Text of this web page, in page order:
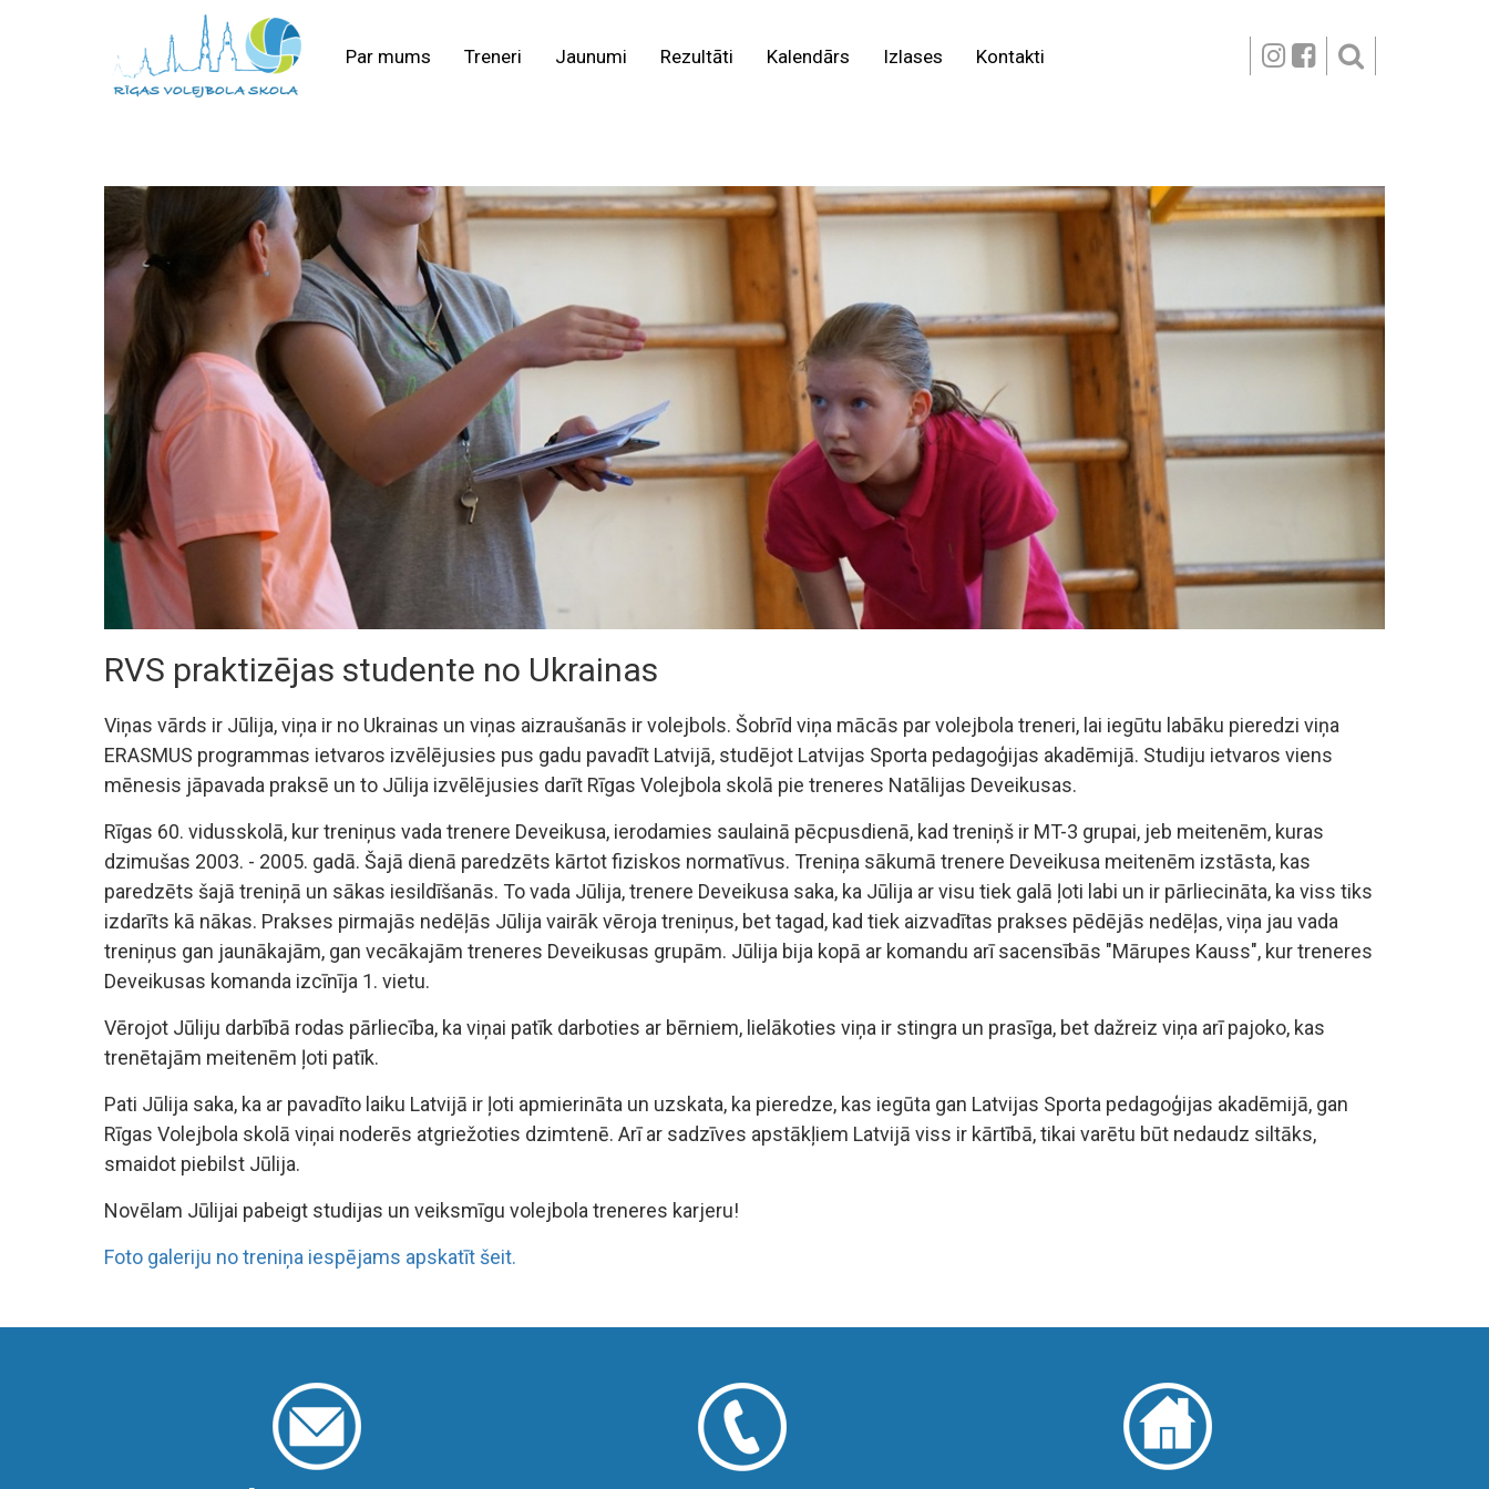
Par mums Treneri Jaunumi Rezultāti Kalendārs Izlases Kontakti
RVS praktizējas studente no Ukrainas
Viņas vārds ir Jūlija, viņa ir no Ukrainas un viņas aizraušanās ir volejbols. Šobrīd viņa mācās par volejbola treneri, lai iegūtu labāku pieredzi viņa
ERASMUS programmas ietvaros izvēlējusies pus gadu pavadīt Latvijā, studējot Latvijas Sporta pedagoģijas akadēmijā. Studiju ietvaros viens
mēnesis jāpavada praksē un to Jūlija izvēlējusies darīt Rīgas Volejbola skolā pie treneres Natālijas Deveikusas.
Rīgas 60. vidusskolā, kur treniņus vada trenere Deveikusa, ierodamies saulainā pēcpusdienā, kad treniņš ir MT-3 grupai, jeb meitenēm, kuras
dzimušas 2003. - 2005. gadā. Šajā dienā paredzēts kārtot fiziskos normatīvus. Treniņa sākumā trenere Deveikusa meitenēm izstāsta, kas
paredzēts šajā treniņā un sākas iesildīšanās. To vada Jūlija, trenere Deveikusa saka, ka Jūlija ar visu tiek galā ļoti labi un ir pārliecināta, ka viss tiks
izdarīts kā nākas. Prakses pirmajās nedēļās Jūlija vairāk vēroja treniņus, bet tagad, kad tiek aizvadītas prakses pēdējās nedēļas, viņa jau vada
treniņus gan jaunākajām, gan vecākajām treneres Deveikusas grupām. Jūlija bija kopā ar komandu arī sacensībās "Mārupes Kauss", kur treneres
Deveikusas komanda izcīnīja 1. vietu.
Vērojot Jūliju darbībā rodas pārliecība, ka viņai patīk darboties ar bērniem, lielākoties viņa ir stingra un prasīga, bet dažreiz viņa arī pajoko, kas
trenētajām meitenēm ļoti patīk.
Pati Jūlija saka, ka ar pavadīto laiku Latvijā ir ļoti apmierināta un uzskata, ka pieredze, kas iegūta gan Latvijas Sporta pedagoģijas akadēmijā, gan
Rīgas Volejbola skolā viņai noderēs atgriežoties dzimtenē. Arī ar sadzīves apstākļiem Latvijā viss ir kārtībā, tikai varētu būt nedaudz siltāks,
smaidot piebilst Jūlija.
Novēlam Jūlijai pabeigt studijas un veiksmīgu volejbola treneres karjeru!
Foto galeriju no treniņa iespējams apskatīt šeit.